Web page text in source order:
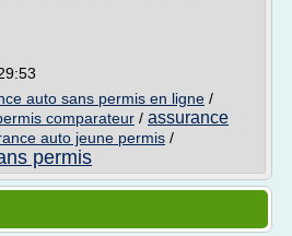
auto sans permis en ligne /
comparateur / assurance
auto jeune permis /
permis